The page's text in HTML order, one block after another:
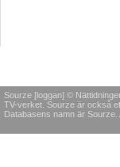
Sourze [loggan] ©
TV-verket. Sourze är också
Databasens namn är